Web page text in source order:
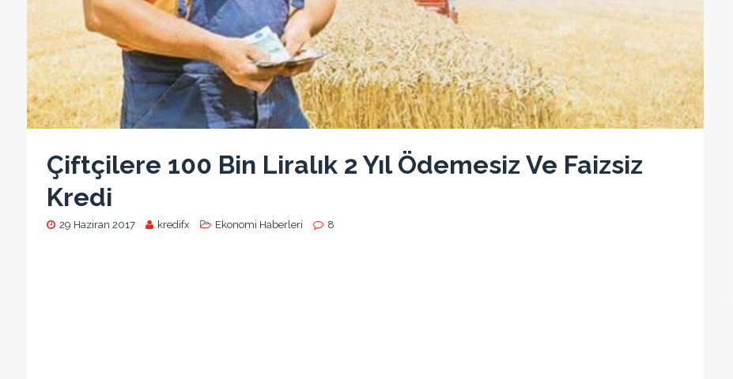
Çiftçilere 100 Bin Liralık 2 Yıl Ödemesiz Ve Faizsiz
Kredi
29 Haziran 2017 kredifx Ekonomi Haberleri 8